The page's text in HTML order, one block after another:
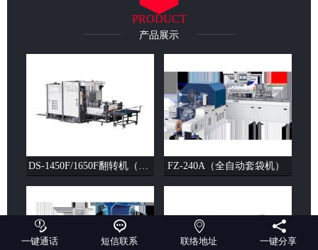
PRODUCT
产品展示
DS-1450F/1650F翻转机（单剁）（双剁）FZ-240A（全自动套袋机）

一键通话

短信联系

联络地址

一键分享